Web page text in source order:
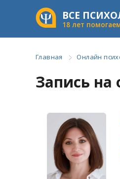
ВСЕ
18 лет
Главная Онлайн
Запись на